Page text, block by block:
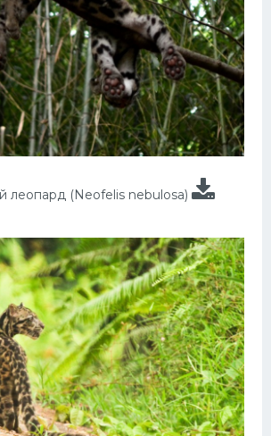
леопард (Neofelis nebulosa)